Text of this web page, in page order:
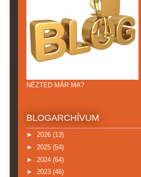
NÉZTED MÁR MA?
BLOGARCHÍVUM
► 2026 (13)
► 2025 (54)
► 2024 (64)
► 2023 (46)